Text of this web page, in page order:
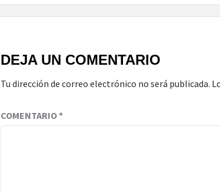
DEJA UN COMENTARIO
Tu dirección de correo electrónico no será publicada.
COMENTARIO*